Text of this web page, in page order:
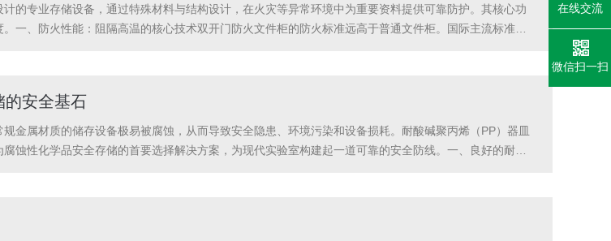
的专业存储设备，通过特殊材料与结构设计，在火灾等异常环境中为重要资料提供可靠防护。其核心功
一、防火性能：阻隔高温的核心技术双开门防火文件柜的防火标准远高于普通文件柜。国际主流标准要
的安全基石
金属材质的储存设备极易被腐蚀，从而导致安全隐患、环境污染和设备损耗。耐酸碱聚丙烯（PP）器皿
蚀性化学品安全存储的首要选择解决方案，为现代实验室构建起一道可靠的安全防线。一、良好的耐腐
在线交流
微信扫一扫